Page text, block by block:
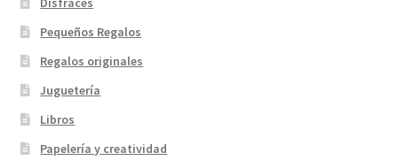
Pequeños Regalos
Regalos originales
Juguetería
Libros
Papelería y creatividad